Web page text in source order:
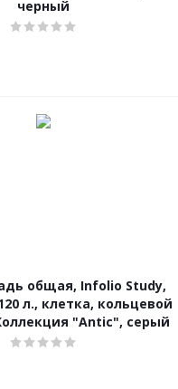
черный
общая, Infolio Study,
л., клетка, кольцевой
"Antic", серый